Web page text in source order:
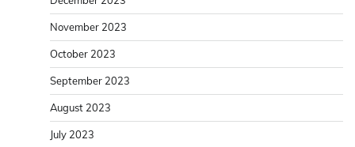
November 2023
October 2023
September 2023
August 2023
July 2023